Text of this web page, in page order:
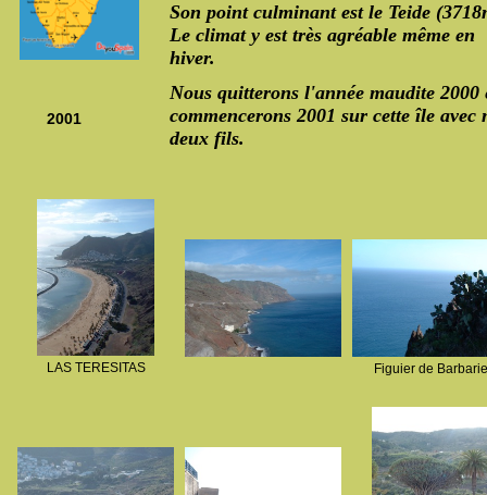
Son point culminant est le Teide
Le climat y est très agréable même en
hiver.
Nous quitterons l'année maudite 2000
commencerons 2001 sur cette île avec
deux fils.
2001
LAS TERESITAS Figuier de Barbarie